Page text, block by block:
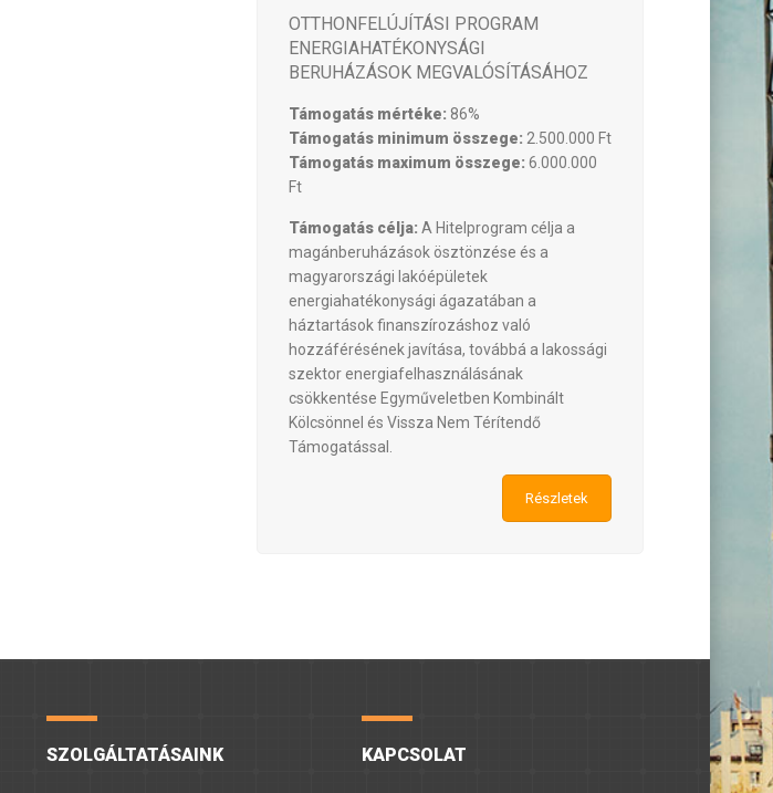
OTTHONFELÚJÍTÁSI PROGRAM
ENERGIAHATÉKONYSÁGI
BERUHÁZÁSOK MEGVALÓSÍTÁSÁHOZ
Támogatás mértéke: 86%
Támogatás minimum összege: 2.500.000 Ft
Támogatás maximum összege: 6.000.000
Ft
Támogatás célja: A Hitelprogram célja a
magánberuházások ösztönzése és a
magyarországi lakóépületek
energiahatékonysági ágazatában a
háztartások finanszírozáshoz való
hozzáférésének javítása, továbbá a lakossági
szektor energiafelhasználásának
csökkentése Egyműveletben Kombinált
Kölcsönnel és Vissza Nem Térítendő
Támogatással.
Részletek
SZOLGÁLTATÁSAINK KAPCSOLAT